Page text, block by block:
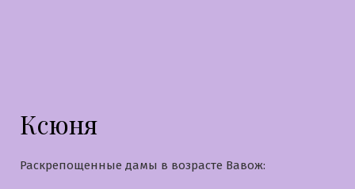
Ксюня
Раскрепощенные дамы в возрасте Вавож: